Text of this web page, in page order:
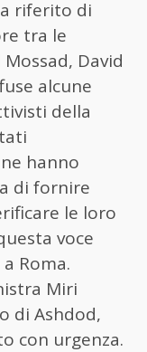
riferito di
tra le
David
alcune
della
hanno
di fornire
le loro
voce
Roma.
Miri
di Ashdod,
con urgenza.